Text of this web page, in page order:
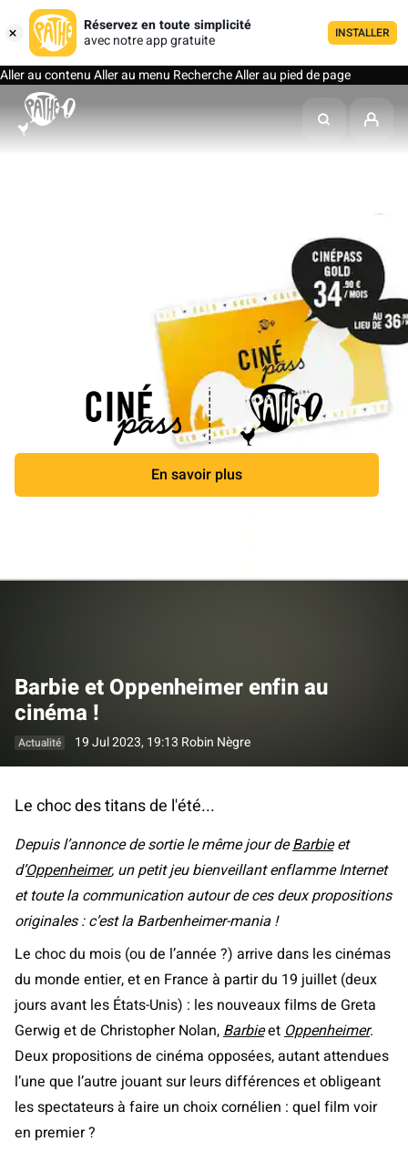
Réservez en toute simplicité
avec notre app gratuite
INSTALLER
Aller au contenuAller au menu RechercheAller au pied de page
En savoir plus
Barbie et Oppenheimer enfin au
cinéma !
Actualité 19 Jul 2023, 19:13 Robin Nègre
Le choc des titans de l'été...
Depuis l’annonce de sortie le même jour deBarbieet
d’Oppenheimer, un petit jeu bienveillant enflamme Internet
et toute la communication autour de ces deux propositions
originales : c’est la Barbenheimer-mania !
Le choc du mois (ou de l’année ?) arrive dans les cinémas
du monde entier, et en France à partir du 19 juillet (deux
jours avant les États-Unis) : les nouveaux films de Greta
Gerwig et de Christopher Nolan,BarbieetOppenheimer.
Deux propositions de cinéma opposées, autant attendues
l’une que l’autre jouant sur leurs différences et obligeant
les spectateurs à faire un choix cornélien : quel film voir
en premier ?